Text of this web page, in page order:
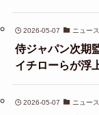
2026-05-07 ニュース
侍ジャパン次期
イチローらが浮
2026-05-07 ニュース